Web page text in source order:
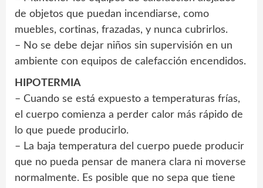
de objetos que puedan incendiarse, como
muebles, cortinas, frazadas, y nunca cubrirlos.
– No se debe dejar niños sin supervisión en un
ambiente con equipos de calefacción encendidos.
HIPOTERMIA
– Cuando se está expuesto a temperaturas frías,
el cuerpo comienza a perder calor más rápido de
lo que puede producirlo.
– La baja temperatura del cuerpo puede producir
que no pueda pensar de manera clara ni moverse
normalmente. Es posible que no sepa que tiene